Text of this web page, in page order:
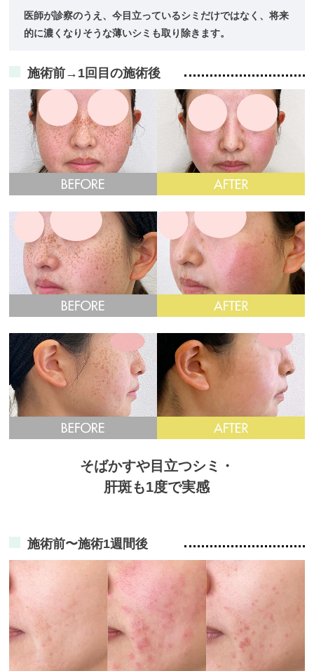
医師が診察のうえ、今目立っているシミだけではなく、将来
的に濃くなりそうな薄いシミも取り除きます。
施術前→1回目の施術後
そばかすや目立つシミ・
肝斑も1度で実感
施術前〜施術1週間後